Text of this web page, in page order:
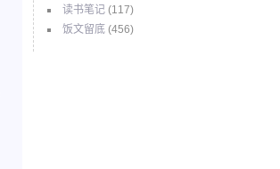
读书笔记 (117)
饭文留底 (456)